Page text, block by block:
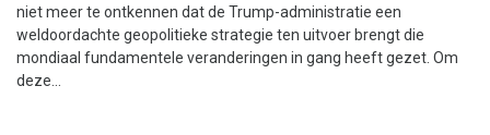
niet meer te ontkennen dat de Trump-administratie een
weldoordachte geopolitieke strategie ten uitvoer brengt die
mondiaal fundamentele veranderingen in gang heeft gezet. Om
deze...